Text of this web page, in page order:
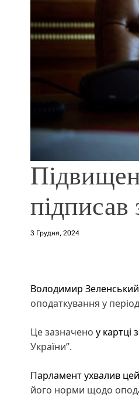
3 Грудня, 2024
Володимир Зеленський
оподаткування у
Це зазначено у картці
України”.
Парламент ухвалив
його норми щодо